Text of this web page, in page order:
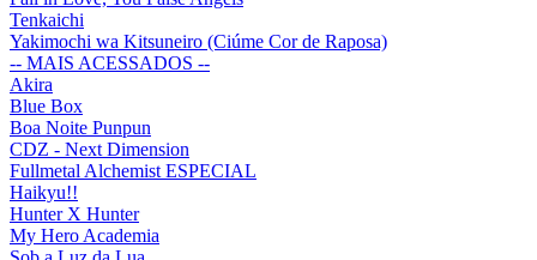
Tenkaichi
Yakimochi wa Kitsuneiro (Ciúme Cor de Raposa)
-- MAIS ACESSADOS --
Akira
Blue Box
Boa Noite Punpun
CDZ - Next Dimension
Fullmetal Alchemist ESPECIAL
Haikyu!!
Hunter X Hunter
My Hero Academia